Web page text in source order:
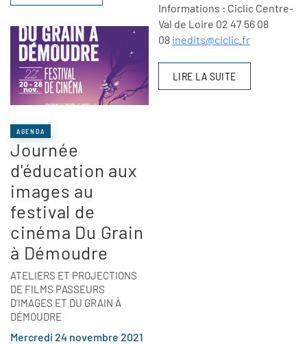
AGENDA
Journée
d'éducation aux
images au
festival de
cinéma Du Grain
à Démoudre
ATELIERS ET PROJECTIONS
DE FILMS PASSEURS
D'IMAGES ET DU GRAIN À
DÉMOUDRE
Mercredi 24 novembre 2021
Informations : Ciclic Centre-
Val de Loire 02 47 56 08
08 inedits@ciclic.fr
LIRE LA SUITE